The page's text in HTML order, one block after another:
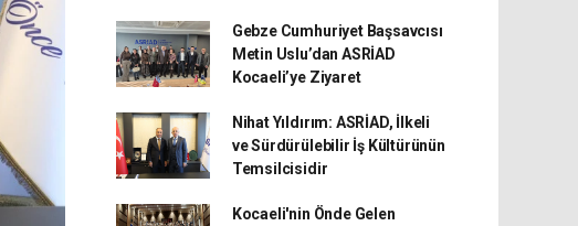
Gebze Cumhuriyet Başsavcısı
Metin Uslu’dan ASRİAD
Kocaeli’ye Ziyaret
Nihat Yıldırım: ASRİAD, İlkeli
ve Sürdürülebilir İş Kültürünün
Temsilcisidir
Kocaeli'nin Önde Gelen